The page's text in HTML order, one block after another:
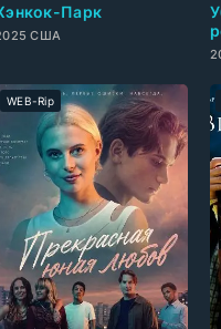
Парк
США
WEB-Rip